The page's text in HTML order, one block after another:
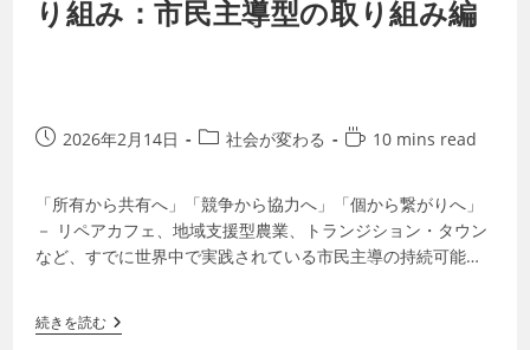
り組み：市民主導型の取り組み編
2026年2月14日 社会が変わる 10 mins read
「所有から共有へ」「競争から協力へ」「個から繋がりへ」
－ リペアカフェ、地域支援型農業、トランジション・タウン
など、すでに世界中で実践されている市民主導の持続可能な
続きを読む